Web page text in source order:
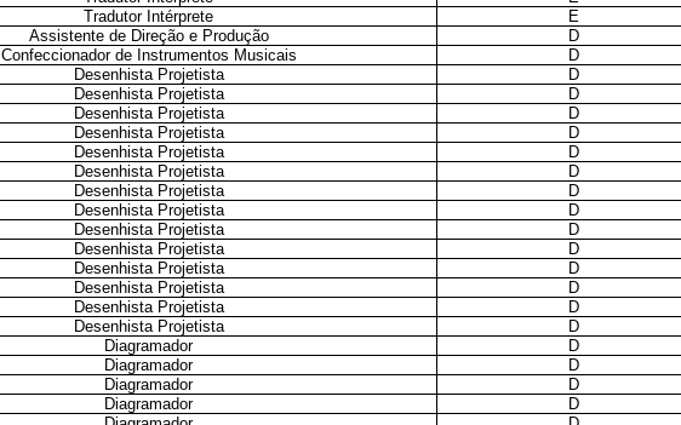
Tradutor Intérprete E
Assistente de Direção e Produção D
Confeccionador de Instrumentos Musicais D
Desenhista Projetista D
Desenhista Projetista D
Desenhista Projetista D
Desenhista Projetista D
Desenhista Projetista D
Desenhista Projetista D
Desenhista Projetista D
Desenhista Projetista D
Desenhista Projetista D
Desenhista Projetista D
Desenhista Projetista D
Desenhista Projetista D
Desenhista Projetista D
Desenhista Projetista D
Diagramador D
Diagramador D
Diagramador D
Diagramador D